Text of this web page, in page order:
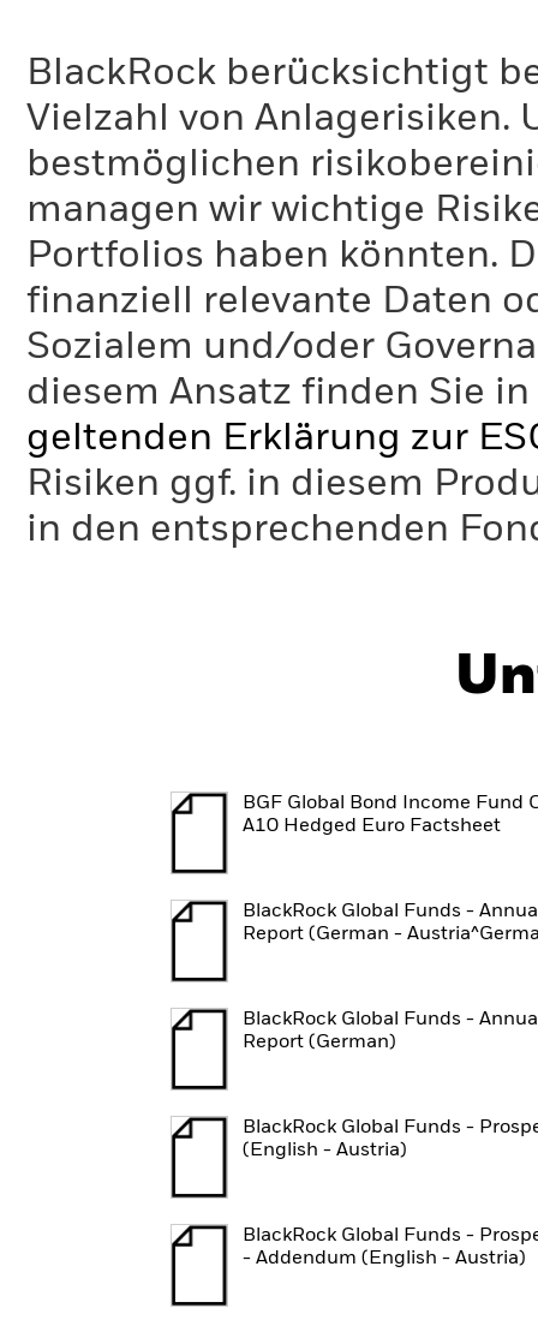
BlackRock berücksichtigt
Vielzahl von Anlagerisiken.
bestmöglichen
managen wir wichtige
Portfolios haben könnten.
finanziell relevante Daten
Sozialem und/oder
diesem Ansatz finden Sie
geltenden Erklärung zur
Risiken ggf. in diesem
in den entsprechenden
BGF Global Bond Income Fund
A10 Hedged Euro Factsheet
BlackRock Global Funds -
Report (German -
BlackRock Global Funds -
Report (German)
BlackRock Global Funds -
(English - Austria)
BlackRock Global Funds -
- Addendum (English - Austria)